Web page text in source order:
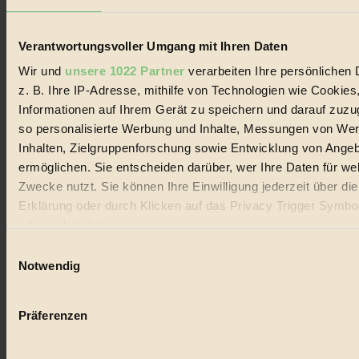
Verantwortungsvoller Umgang mit Ihren Daten
Wir und unsere 1022 Partner verarbeiten Ihre persönlichen
z. B. Ihre IP-Adresse, mithilfe von Technologien wie
Informationen auf Ihrem Gerät zu speichern und darauf
so personalisierte Werbung und Inhalte, Messungen von
Inhalten, Zielgruppenforschung sowie Entwicklung von
ermöglichen. Sie entscheiden darüber, wer Ihre Daten für
Zwecke nutzt. Sie können Ihre Einwilligung jederzeit über
Erklärung oder durch Klicken auf das Privacy Trigger
Wenn Sie es erlauben, würden wir auch gerne:
Ihr Gerät durch aktives Scannen nach bestimmten
Notwendig
Präferenzen
alternativer Energien.
Social Media
22.601 Fans auf Facebook
3.415 Follower auf Twitter
Themen
Bio